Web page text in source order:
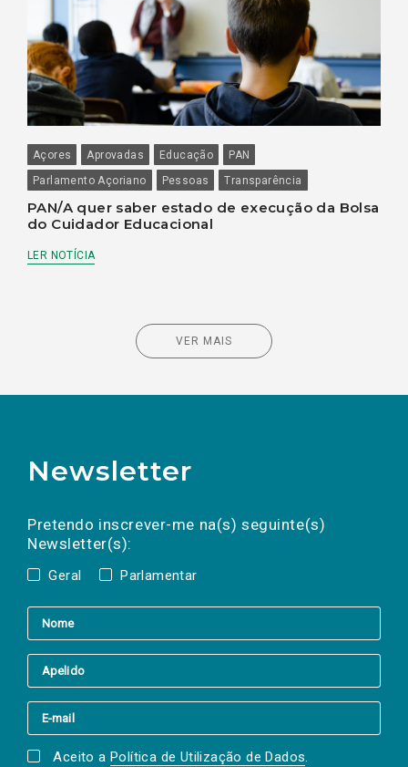
Açores Aprovadas Educação
PAN
Parlamento Açoriano
Pessoas Transparência
PAN/A quer saber estado de execução da Bolsa
do Cuidador Educacional
LER NOTÍCIA
VER MAIS
Newsletter
Pretendo inscrever-me na(s) seguinte(s)
Newsletter(s):
Geral Parlamentar
a(s) newsletter(s).
mail
Aceito a Política de Utilização de Dados.